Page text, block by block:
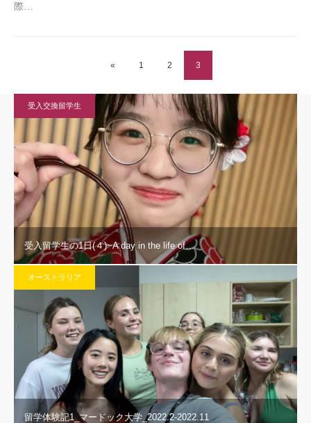
際…
« 1 2 3
受入交換留学生
受入留学生の1日(４)~A day in the life of…
オーストラリア
留学体験記1_マードック大学_2022.2-2022.11